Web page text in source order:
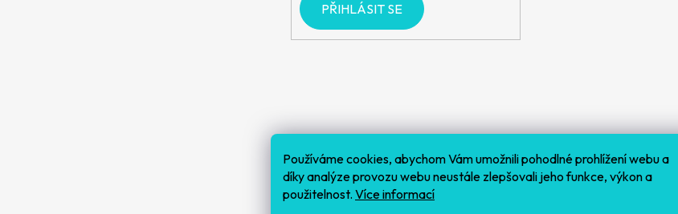
Používáme cookies, abychom Vám umožnili pohodlné prohlížení webu a
díky analýze provozu webu neustále zlepšovali jeho funkce, výkon a
použitelnost. Více informací
PŘIHLÁSIT SE